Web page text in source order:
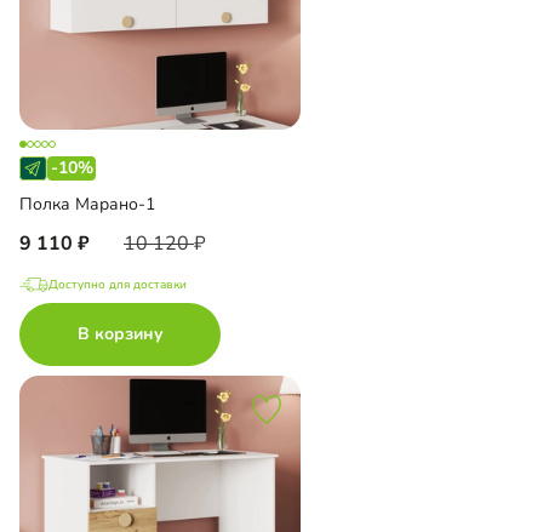
-10%
Полка Марано-1
9 110 10 120
Доступно для доставки
В корзину